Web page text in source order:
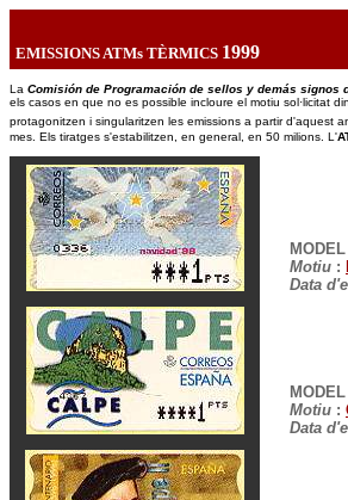
EMISSIONS ATMs TÈRMICS 1999
La Comisión de Programación de sellos y demás signos
els casos en que no es possible incloure el motiu sol·licitat
protagonitzen i singularitzen les emissions a partir d'aquest
mes. Els tiratges s'estabilitzen, en general, en 50 milions. L'
Motiu :
Data
Motiu :
Data